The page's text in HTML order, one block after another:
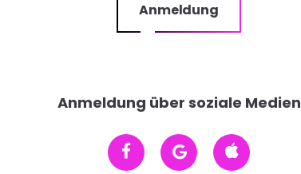
Anmeldung
Anmeldung über soziale Medien